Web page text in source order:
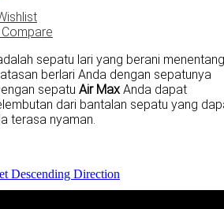
sepatu lari yang berani menentang
berlari Anda dengan sepatunya
sepatu Air Max Anda dapat
dari bantalan sepatu yang
terasa nyaman.
Descending Direction